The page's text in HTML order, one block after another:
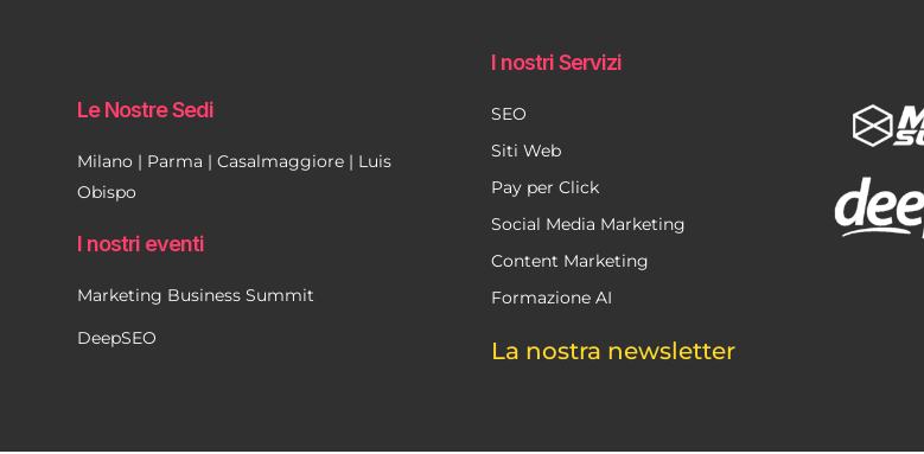
Le Nostre Sedi
Milano | Parma | Casalmaggiore | Luis
Obispo
I nostri eventi
Marketing Business Summit
DeepSEO
I nostri Servizi
SEO
Siti Web
Pay per Click
Social Media Marketing
Content Marketing
Formazione AI
La nostra newsletter